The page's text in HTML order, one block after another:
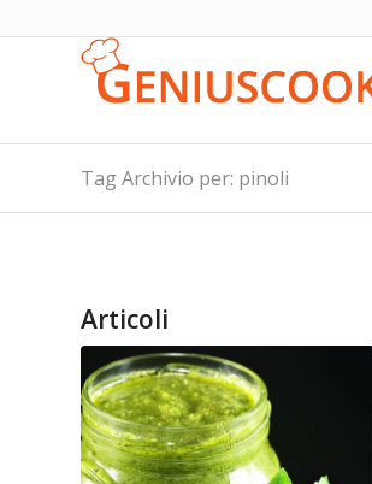
Tag Archivio per: pinoli
Articoli